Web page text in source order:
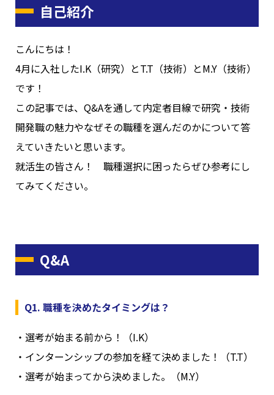
自己紹介
こんにちは！
4月に入社したI.K（研究）とT.T（技術）とM.Y（技術）
です！
この記事では、Q&Aを通して内定者目線で研究・技術
開発職の魅力やなぜその職種を選んだのかについて答
えていきたいと思います。
就活生の皆さん！ 職種選択に困ったらぜひ参考にし
てみてください。
Q&A
Q1. 職種を決めたタイミングは？
・選考が始まる前から！（I.K）
・インターンシップの参加を経て決めました！（T.T）
・選考が始まってから決めました。（M.Y）